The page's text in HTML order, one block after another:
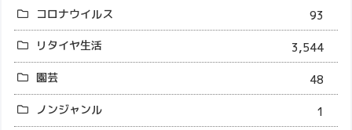
コロナウイルス
93
リタイヤ生活
3,544
園芸
48
ノンジャンル
1